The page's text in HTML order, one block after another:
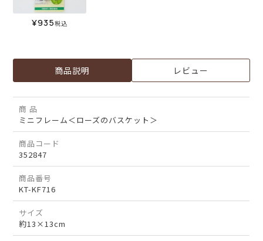
¥935税込
商品説明 レビュー
商 品
ミニフレーム＜ローズのバスケット＞
商品コード
352847
商品番号
KT-KF716
サイズ
約13×13cm